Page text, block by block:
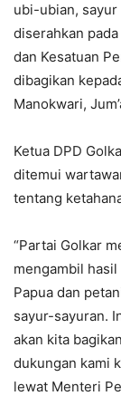
ubi-ubian, sayur
diserahkan
dan Kesatuan
dibagikan
Manokwari,
Ketua DPD
ditemui
tentang
“Partai Golkar
mengambil
Papua dan
sayur-sayuran.
akan kita
dukungan kami
lewat Menteri